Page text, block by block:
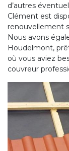
d’autres
Clément est
renouvellement
Nous avons
Houdelmont,
où vous aviez
couvreur